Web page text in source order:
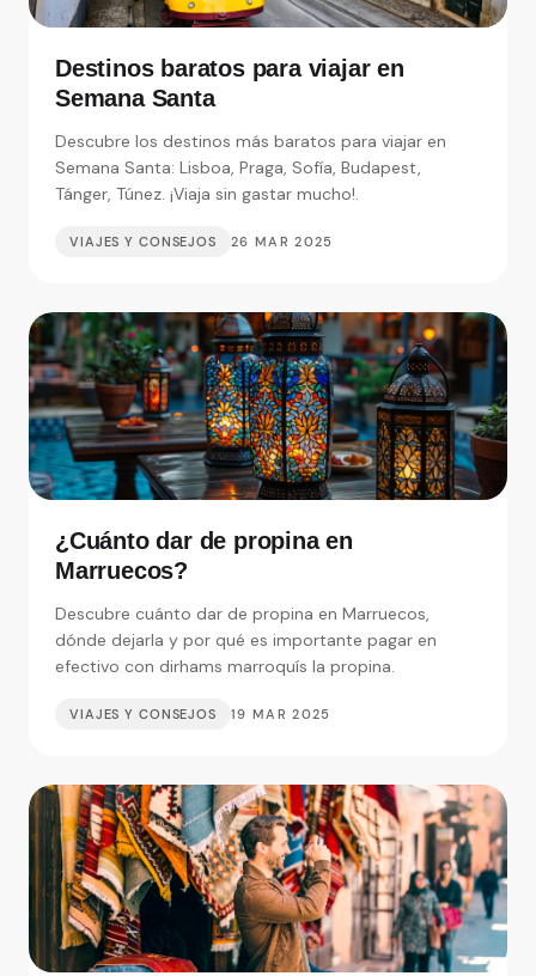
Destinos baratos para viajar en
Semana Santa
Descubre los destinos más baratos para viajar en
Semana Santa: Lisboa, Praga, Sofía, Budapest,
Tánger, Túnez. ¡Viaja sin gastar mucho!.
VIAJES Y CONSEJOS 26 MAR 2025
¿Cuánto dar de propina en
Marruecos?
Descubre cuánto dar de propina en Marruecos,
dónde dejarla y por qué es importante pagar en
efectivo con dirhams marroquís la propina.
VIAJES Y CONSEJOS 19 MAR 2025